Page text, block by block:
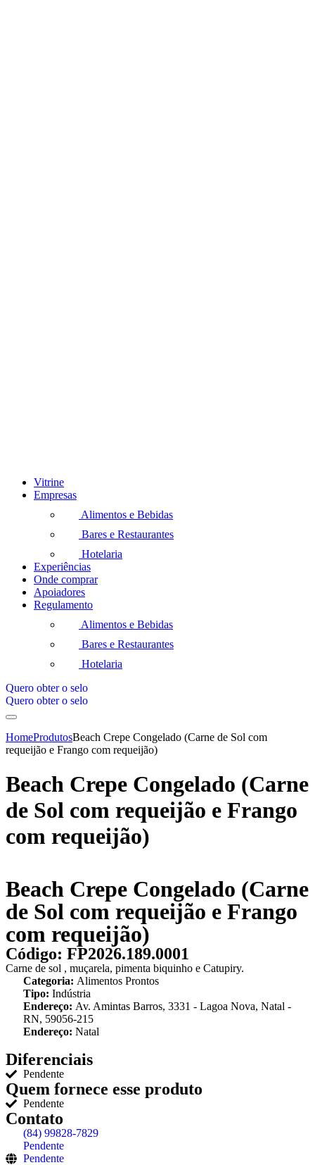
Vitrine
Empresas
Alimentos e Bebidas
Bares e Restaurantes
Hotelaria
Experiências
Onde comprar
Apoiadores
Regulamento
Alimentos e Bebidas
Bares e Restaurantes
Hotelaria
Quero obter o selo
Quero obter o selo
HomeProdutosBeach Crepe Congelado (Carne de Sol com
requeijão e Frango com requeijão)
Beach Crepe Congelado (Carne
de Sol com requeijão e Frango
com requeijão)
Beach Crepe Congelado (Carne
de Sol com requeijão e Frango
com requeijão)
Código: FP2026.189.0001
Carne de sol , muçarela, pimenta biquinho e Catupiry.
Categoria: Alimentos Prontos
Tipo: Indústria
Endereço: Av. Amintas Barros, 3331 - Lagoa Nova, Natal -
RN, 59056-215
Endereço: Natal
Diferenciais
Pendente
Quem fornece esse produto
Pendente
Contato
(84) 99828-7829
Pendente
Pendente